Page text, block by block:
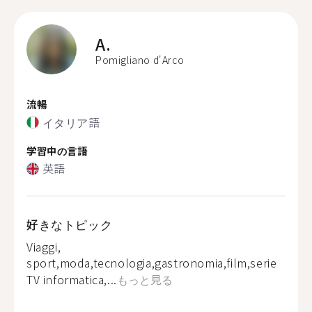
A.
Pomigliano d'Arco
流暢
イタリア語
学習中の言語
英語
好きなトピック
Viaggi,
sport,moda,tecnologia,gastronomia,film,serie
TV informatica,... もっと見る